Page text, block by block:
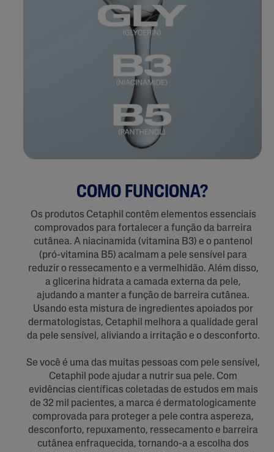
COMO FUNCIONA?
Os produtos Cetaphil contêm elementos essenciais
comprovados para fortalecer a função da barreira
cutânea. A niacinamida (vitamina B3) e o pantenol
(pró-vitamina B5) acalmam a pele sensível para
reduzir o ressecamento e a vermelhidão. Além disso,
a glicerina hidrata a camada externa da pele,
ajudando a manter a função de barreira cutânea.
Usando esta mistura de ingredientes apoiados por
dermatologistas, Cetaphil melhora a qualidade geral
da pele sensível, aliviando a irritação e o desconforto.
Se você é uma das muitas pessoas com pele sensível,
Cetaphil pode ajudar a nutrir sua pele. Com
evidências científicas coletadas de estudos em mais
de 32 mil pacientes, a marca é dermatologicamente
comprovada para proteger a pele contra aspereza,
desconforto, repuxamento, ressecamento e barreira
cutânea enfraquecida, tornando-a a escolha dos